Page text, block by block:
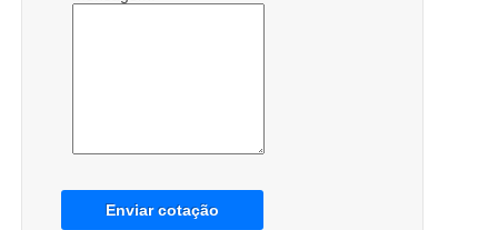
Enviar cotação